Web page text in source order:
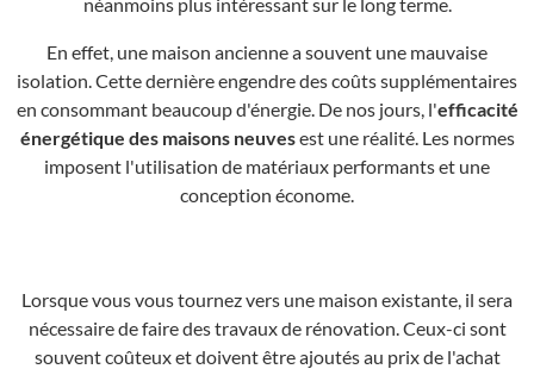
En effet, une maison ancienne a souvent une mauvaise
isolation. Cette dernière engendre des coûts supplémentaires
en consommant beaucoup d'énergie. De nos jours, l'efficacité
énergétique des maisons neuvesest une réalité. Les normes
imposent l'utilisation de matériaux performants et une
conception économe.
Lorsque vous vous tournez vers une maison existante, il sera
nécessaire de faire des travaux de rénovation. Ceux-ci sont
souvent coûteux et doivent être ajoutés au prix de l'achat